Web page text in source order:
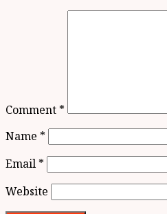
Comment *
Name *
Email *
Website